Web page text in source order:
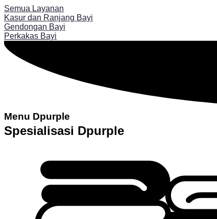
Semua Layanan
Kasur dan Ranjang Bayi
Gendongan Bayi
Perkakas Bayi
Menu Dpurple
Spesialisasi Dpurple